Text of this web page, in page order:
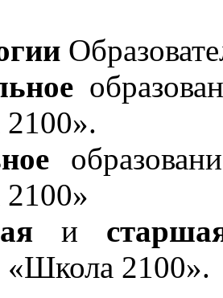
и
«Школа 2100».